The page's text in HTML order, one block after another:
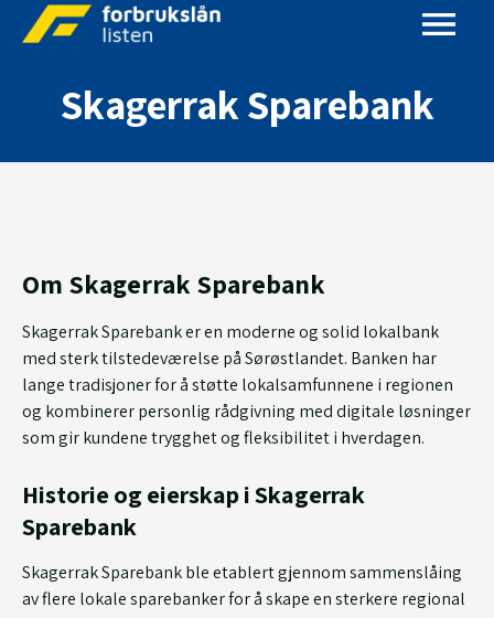
Skagerrak Sparebank
Om Skagerrak Sparebank
Skagerrak Sparebank er en moderne og solid lokalbank
med sterk tilstedeværelse på Sørøstlandet. Banken har
lange tradisjoner for å støtte lokalsamfunnene i regionen
og kombinerer personlig rådgivning med digitale løsninger
som gir kundene trygghet og fleksibilitet i hverdagen.
Historie og eierskap i Skagerrak
Sparebank
Skagerrak Sparebank ble etablert gjennom sammenslåing
av flere lokale sparebanker for å skape en sterkere regional